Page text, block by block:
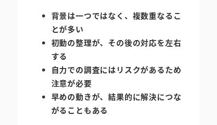
背景は一つではなく、複数重なるこ
とが多い
初動の整理が、その後の対応を左右
する
自力での調査にはリスクがあるため
注意が必要
早めの動きが、結果的に解決につな
がることもある